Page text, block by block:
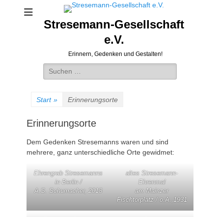
Stresemann-Gesellschaft
e.V.
Erinnern, Gedenken und Gestalten!
Suchen
nach:
Start » Erinnerungsorte
Erinnerungsorte
Dem Gedenken Stresemanns waren und sind
mehrere, ganz unterschiedliche Orte gewidmet:
Ehrengrab Stresemanns
in Berlin /
A.S. Schumacher, 2018
altes Stresemann-
Ehrenmal
am Mainzer
Fischtorplatz / o.A.,1931